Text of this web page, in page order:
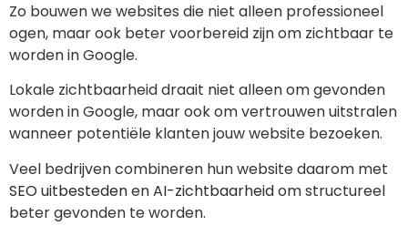
Zo bouwen we websites die niet alleen professioneel
ogen, maar ook beter voorbereid zijn om zichtbaar te
worden in Google.
Lokale zichtbaarheid draait niet alleen om gevonden
worden in Google, maar ook om vertrouwen uitstralen
wanneer potentiële klanten jouw website bezoeken.
Veel bedrijven combineren hun website daarom met
SEO uitbestedenenAI-zichtbaarheidom structureel
beter gevonden te worden.